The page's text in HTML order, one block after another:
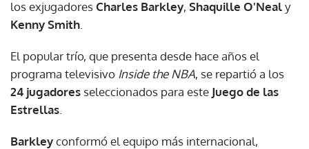
los exjugadoresCharles Barkley, Shaquille O'Nealy
Kenny Smith
El popular trío, que presenta desde hace años el
programa televisivo Inside the NBA, se repartió a los
24 jugadores seleccionados para este Juego de las
Estrellas
Barkleyconformó el equipo más internacional,